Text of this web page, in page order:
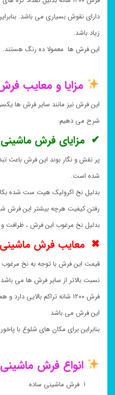
زیاد باشد.
این فرش ها معمولا ده رنگ هستند.
مزایا و معایب فرش
این فرش نیز مانند سایر فرش ها
شرح می دهیم:
✔ مزایای فرش ماشینی ۱۲۰۰:
پر نقش و نگار بوند این فرش باعث
شده است.
بدلیل نخ اکرولیک هیت ست شده
رفتن کیفیت هرچه بیشتر این فرش
بدلیل نخ مرغوب این فرش ، ظرافت و
✖ معایب فرش ماشینی ۱۲۰۰:
نسبت بالاتر از سایر فرش ها می
فرش ۱۲۰۰ شانه تراکم
این فرش می باشد
بنابراین برای مکان های شلوغ با
انواع فرش ماشینی ۱۲۰۰ شانه:
فرش ماشینی ساده